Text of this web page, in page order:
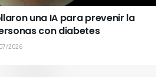
una IA para prevenir la
con diabetes
2026